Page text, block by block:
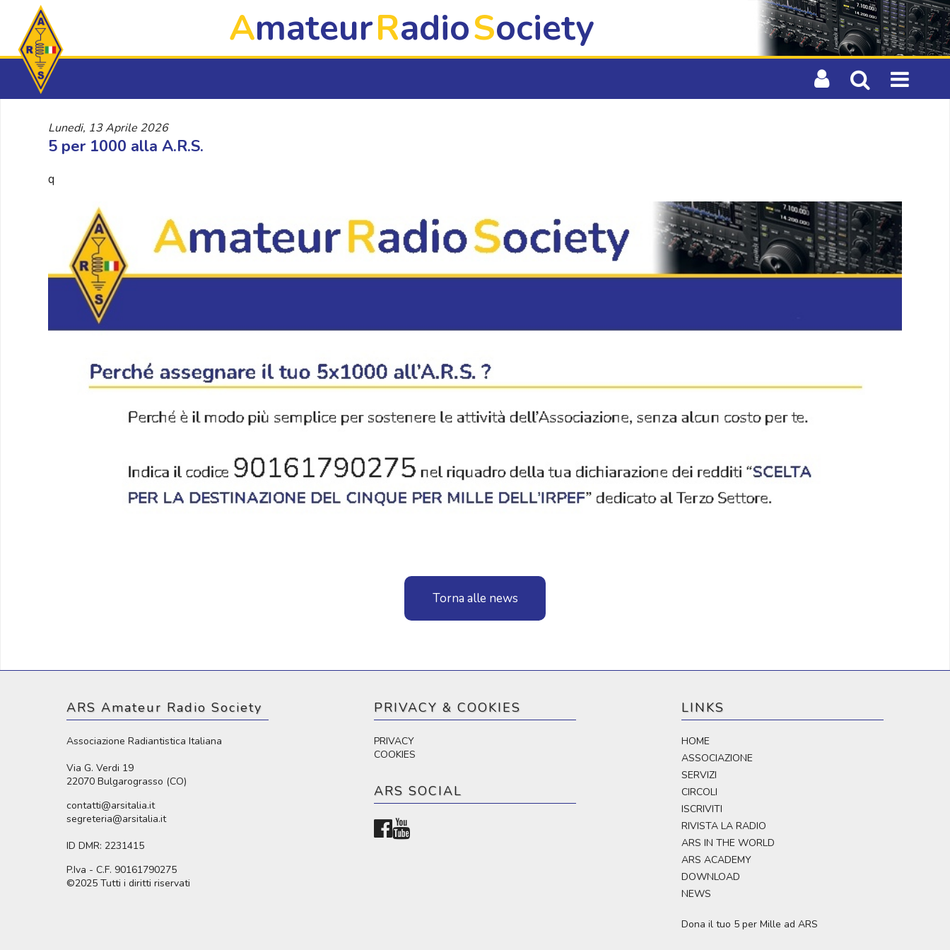
AmateurRadioSociety
Lunedi, 13 Aprile 2026
5 per 1000 alla A.R.S.
q
Torna alle news
ARS Amateur Radio Society
Associazione Radiantistica Italiana
Via G. Verdi 19
22070 Bulgarograsso (CO)
contatti@arsitalia.it
segreteria@arsitalia.it
ID DMR: 2231415
P.Iva - C.F. 90161790275
©2025 Tutti i diritti riservati
PRIVACY & COOKIES
PRIVACY
COOKIES
ARS SOCIAL
LINKS
HOME
ASSOCIAZIONE
SERVIZI
CIRCOLI
ISCRIVITI
RIVISTA LA RADIO
ARS IN THE WORLD
ARS ACADEMY
DOWNLOAD
NEWS
Dona il tuo 5 per Mille ad ARS